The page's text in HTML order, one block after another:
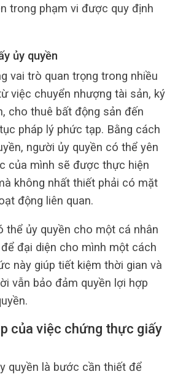
trong phạm vi được quy định
ủy quyền
vai trò quan trọng trong nhiều
việc chuyển nhượng tài sản, ký
cho thuê bất động sản đến
pháp lý phức tạp. Bằng cách
người ủy quyền có thể yên
của mình sẽ được thực hiện
không nhất thiết phải có mặt
động liên quan.
thể ủy quyền cho một cá nhân
đại diện cho mình một cách
này giúp tiết kiệm thời gian và
vẫn bảo đảm quyền lợi hợp
của việc chứng thực giấy
quyền là bước cần thiết để